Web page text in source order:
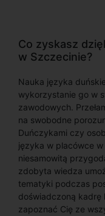
Co zyskasz
w Szczecinie?
Nauka języka
wykorzystanie go w
zawodowych.
na swobodne
Duńczykami czy
języka w placówce
niesamowitą
zdobyta wiedza
tematyki podczas
doświadczoną kadrę
zapoznać Cię ze